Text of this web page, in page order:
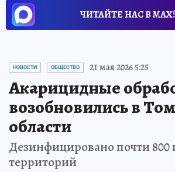
ЧИТАЙТЕ НАС В МАХ!
НОВОСТИ ОБЩЕСТВО 21 мая 2026 5:25
Акарицидные
возобновились в
области
Дезинфицировано почти 800
территорий